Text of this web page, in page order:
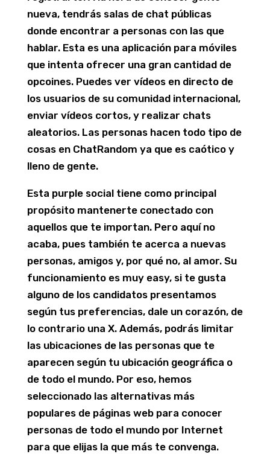
nueva, tendrás salas de chat públicas
donde encontrar a personas con las que
hablar. Esta es una aplicación para móviles
que intenta ofrecer una gran cantidad de
opcoines. Puedes ver vídeos en directo de
los usuarios de su comunidad internacional,
enviar vídeos cortos, y realizar chats
aleatorios. Las personas hacen todo tipo de
cosas en ChatRandom ya que es caótico y
lleno de gente.
Esta purple social tiene como principal
propósito mantenerte conectado con
aquellos que te importan. Pero aquí no
acaba, pues también te acerca a nuevas
personas, amigos y, por qué no, al amor. Su
funcionamiento es muy easy, si te gusta
alguno de los candidatos presentamos
según tus preferencias, dale un corazón, de
lo contrario una X. Además, podrás limitar
las ubicaciones de las personas que te
aparecen según tu ubicación geográfica o
de todo el mundo. Por eso, hemos
seleccionado las alternativas más
populares de páginas web para conocer
personas de todo el mundo por Internet
para que elijas la que más te convenga.